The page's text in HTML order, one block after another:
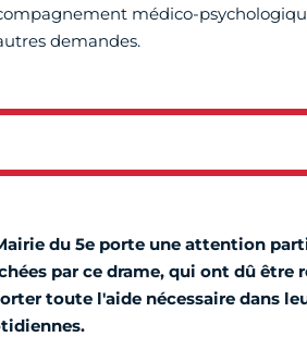
médico-
demandes.
du 5e porte une attention
par ce drame, qui ont dû être
toute l'aide nécessaire dans